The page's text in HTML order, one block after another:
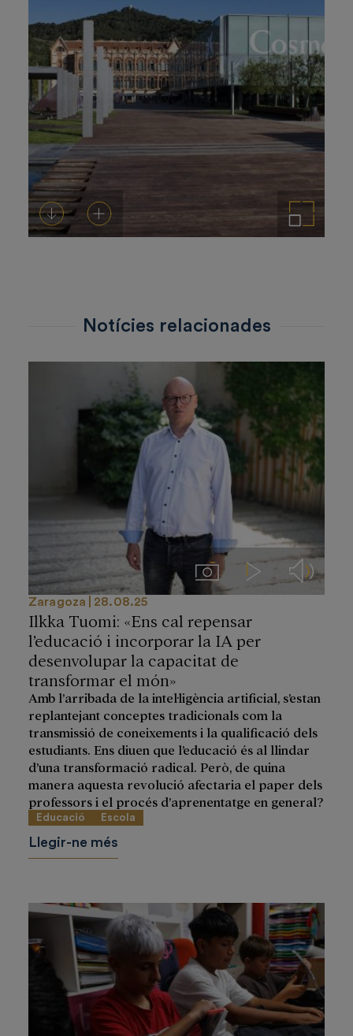
Descarregar-ho Afegeix a la cistella Amplia la imatge
Notícies relacionades
ImágenesVideos Audios
Zaragoza 28.08.25
Ilkka Tuomi: «Ens cal repensar
l’educació i incorporar la IA per
desenvolupar la capacitat de
transformar el món»
Amb l’arribada de la intel·ligència artificial, s’estan
replantejant conceptes tradicionals com la
transmissió de coneixements i la qualificació dels
estudiants. Ens diuen que l’educació és al llindar
d’una transformació radical. Però, de quina
manera aquesta revolució afectaria el paper dels
professors i el procés d’aprenentatge en general?
Educació Escola
Llegir-ne més